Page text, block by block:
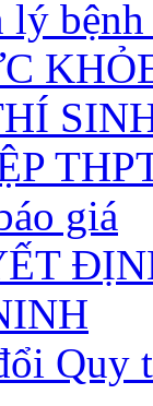
lý
giá
Quy